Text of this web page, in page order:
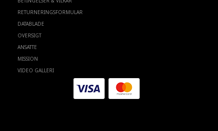
RETURNERINGSFORMULAR
DATABLADE
OVERSIGT
ANSATTE
MISSION
VIDEO GALLERI